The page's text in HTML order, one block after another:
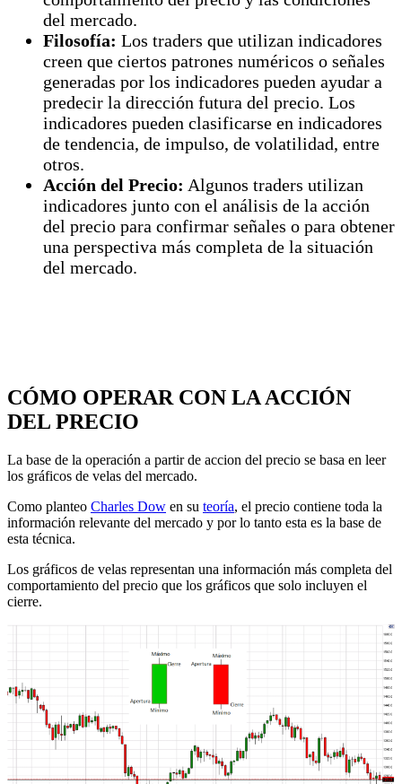
del mercado.
Filosofía: Los traders que utilizan indicadores
creen que ciertos patrones numéricos o señales
generadas por los indicadores pueden ayudar a
predecir la dirección futura del precio. Los
indicadores pueden clasificarse en indicadores
de tendencia, de impulso, de volatilidad, entre
otros.
Acción del Precio: Algunos traders utilizan
indicadores junto con el análisis de la acción
del precio para confirmar señales o para obtener
una perspectiva más completa de la situación
del mercado.
CÓMO OPERAR CON LA ACCIÓN
DEL PRECIO
La base de la operación a partir de accion del precio se basa en leer
los gráficos de velas del mercado.
Como planteo Charles Dow en su teoría, el precio contiene toda la
información relevante del mercado y por lo tanto esta es la base de
esta técnica.
Los gráficos de velas representan una información más completa del
comportamiento del precio que los gráficos que solo incluyen el
cierre.